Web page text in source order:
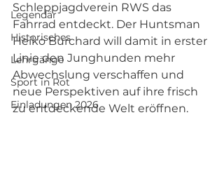
Legendär
Historisches
Lehrgänge
Sport in Rot
Einladungen 2026
Schleppjagdverein RWS das
Fahrrad entdeckt. Der Huntsman
Heiko Burchard will damit in erster
Linie den Junghunden mehr
Abwechslung verschaffen und
neue Perspektiven auf ihre frisch
zu entdeckende Welt eröffnen.